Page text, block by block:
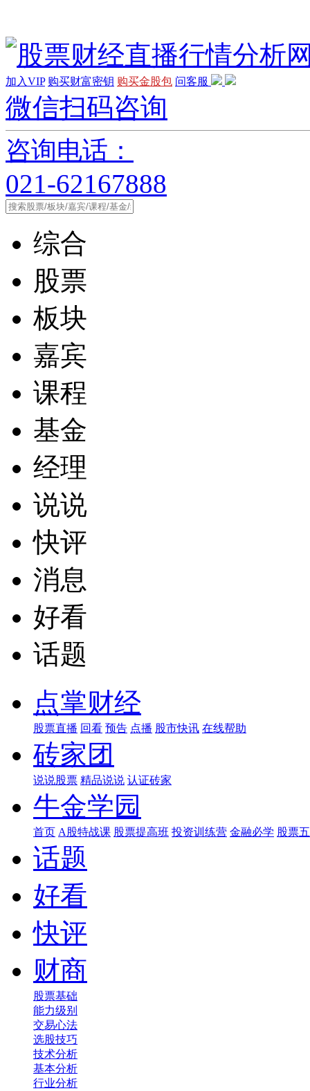
加入VIP 购买财富密钥 购买金股包 问客服
微信扫码咨询
咨询电话：
021-62167888
综合
股票
板块
嘉宾
课程
基金
经理
说说
快评
消息
好看
话题
点掌财经
股票直播 回看 预告 点播 股市快讯 在线帮助
砖家团
说说股票 精品说说 认证砖家
牛金学园
首页 A股特战课 股票提高班 投资训练营 金融必学 股票
话题
好看
快评
财商
股票基础
能力级别
交易心法
选股技巧
技术分析
基本分析
行业分析